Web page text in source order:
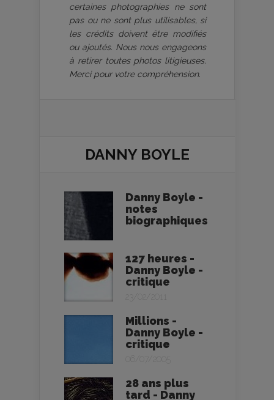
certaines photographies ne sont
pas ou ne sont plus utilisables, si
les crédits doivent être modifiés
ou ajoutés. Nous nous engageons
à retirer toutes photos litigieuses.
Merci pour votre compréhension.
DANNY BOYLE
Danny Boyle -
notes
biographiques
127 heures -
Danny Boyle -
critique
Millions -
Danny Boyle -
critique
28 ans plus
tard - Danny